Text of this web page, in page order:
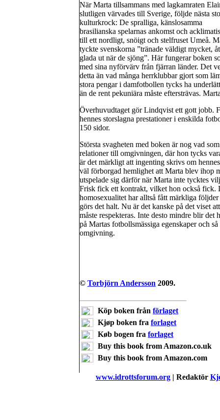
När Marta tillsammans med lagkamraten
slutligen värvades till Sverige, följde nästa
kulturkrock: De spralliga, känslosamma
brasilianska spelarnas ankomst och
till ett nordligt, snöigt och stelfruset Umeå.
tyckte svenskorna ”tränade väldigt mycket,
glada ut när de sjöng”. Här fungerar boken
med sina nyförvärv från fjärran länder. Det
detta än vad många herrklubbar gjort som
stora pengar i damfotbollen tycks ha
än de rent pekuniära måste eftersträvas.
Överhuvudtaget gör Lindqvist ett gott jobb.
hennes storslagna prestationer i enskilda
150 sidor.
Största svagheten med boken är nog vad
relationer till omgivningen, där hon tycks
är det märkligt att ingenting skrivs om
väl förborgad hemlighet att Marta blev ihop
utspelade sig därför när Marta inte tycktes
Frisk fick ett kontrakt, vilket hon också fick.
homosexualitet har alltså fått märkliga
görs det halt. Nu är det kanske på det viset
måste respekteras. Inte desto mindre blir
på Martas fotbollsmässiga egenskaper och
omgivning.
© Torbjörn Andersson 2009.
Köp boken från förlaget
Kjøp boken fra forlaget
Køb bogen fra forlaget
Buy this book from Amazon.co.uk
Buy this book from Amazon.com
www.idrottsforum.org| Redaktör